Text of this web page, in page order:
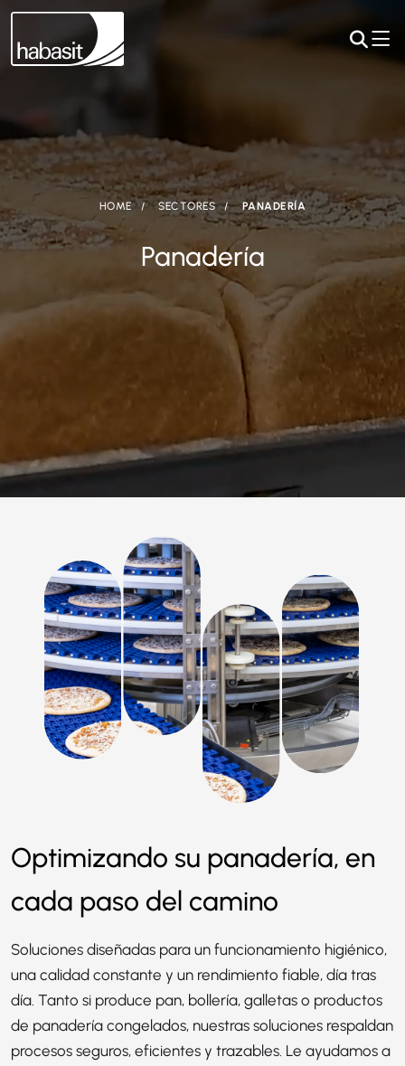
HOME SECTORES PANADERÍA
Panadería
Optimizando su panadería, en
cada paso del camino
Soluciones diseñadas para un funcionamiento higiénico,
una calidad constante y un rendimiento fiable, día tras
día. Tanto si produce pan, bollería, galletas o productos
de panadería congelados, nuestras soluciones respaldan
procesos seguros, eficientes y trazables. Le ayudamos a